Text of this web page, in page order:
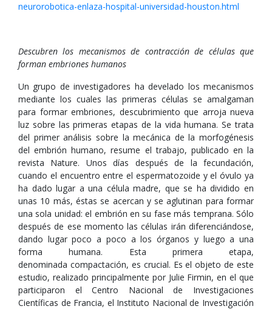
neurorobotica-enlaza-hospital-universidad-houston.html
Descubren los mecanismos de contracción de células que
forman embriones humanos
Un grupo de investigadores ha develado los mecanismos
mediante los cuales las primeras células se amalgaman
para formar embriones, descubrimiento que arroja nueva
luz sobre las primeras etapas de la vida humana. Se trata
del primer análisis sobre la mecánica de la morfogénesis
del embrión humano, resume el trabajo, publicado en la
revista Nature. Unos días después de la fecundación,
cuando el encuentro entre el espermatozoide y el óvulo ya
ha dado lugar a una célula madre, que se ha dividido en
unas 10 más, éstas se acercan y se aglutinan para formar
una sola unidad: el embrión en su fase más temprana. Sólo
después de ese momento las células irán diferenciándose,
dando lugar poco a poco a los órganos y luego a una
forma humana. Esta primera etapa,
denominada compactación, es crucial. Es el objeto de este
estudio, realizado principalmente por Julie Firmin, en el que
participaron el Centro Nacional de Investigaciones
Científicas de Francia, el Instituto Nacional de Investigación